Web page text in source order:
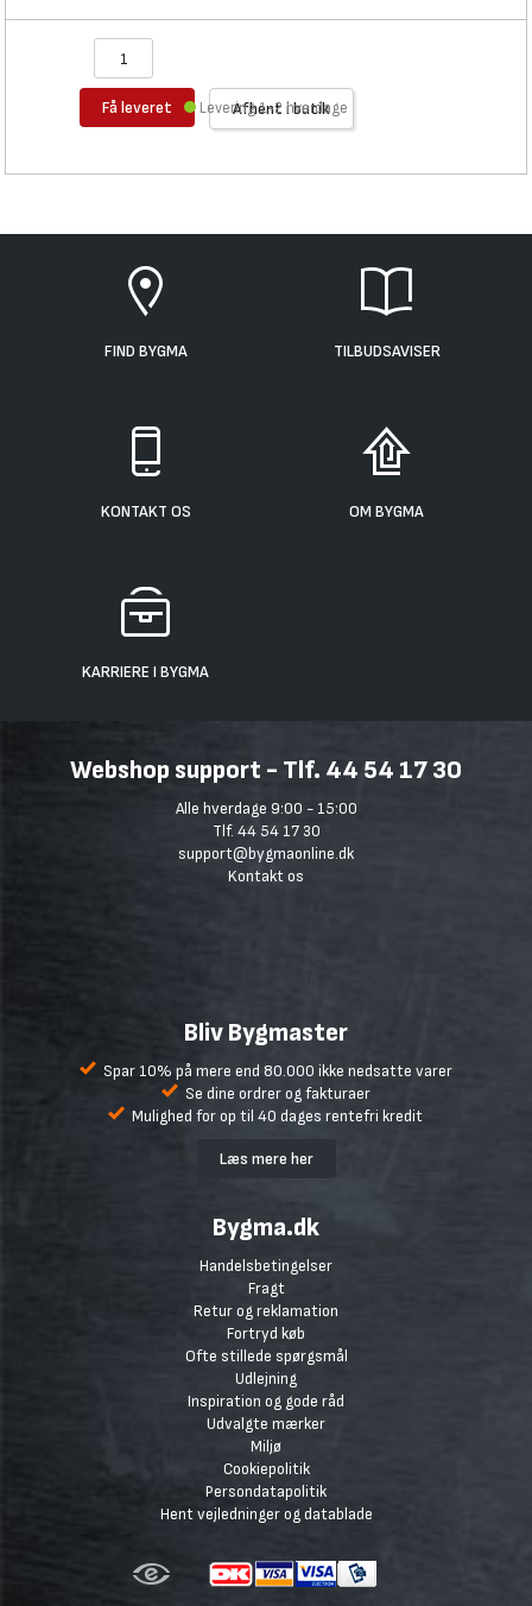
Få leveret Afhent i butik
Levering 1-2 hverdage
FIND BYGMA TILBUDSAVISER
KONTAKT OS OM BYGMA
KARRIERE I BYGMA
Webshop support - Tlf. 44 54 17 30
Alle hverdage 9:00 - 15:00
Tlf. 44 54 17 30
support@bygmaonline.dk
Kontakt os
Bliv Bygmaster
Spar 10% på mere end 80.000 ikke nedsatte varer
Se dine ordrer og fakturaer
Mulighed for op til 40 dages rentefri kredit
Læs mere her
Bygma.dk
Handelsbetingelser
Fragt
Retur og reklamation
Fortryd køb
Ofte stillede spørgsmål
Udlejning
Inspiration og gode råd
Udvalgte mærker
Miljø
Cookiepolitik
Persondatapolitik
Hent vejledninger og datablade